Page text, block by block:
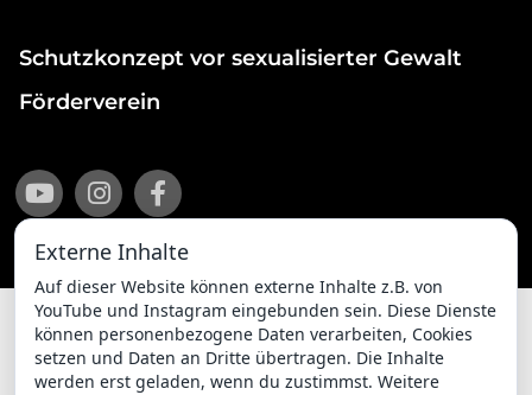
Schutzkonzept vor sexualisierter Gewalt
Förderverein
Impressum Datenschutzerklärung
Externe Inhalte
Auf dieser Website können externe Inhalte z.B. von
YouTube und Instagram eingebunden sein. Diese Dienste
können personenbezogene Daten verarbeiten, Cookies
setzen und Daten an Dritte übertragen. Die Inhalte
werden erst geladen, wenn du zustimmst. Weitere